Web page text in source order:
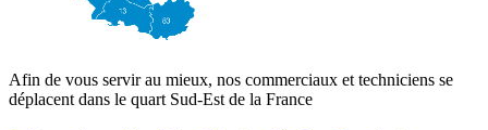
Afin de vous servir au mieux, nos commerciaux et techniciens se
déplacent dans le quart Sud-Est de la France